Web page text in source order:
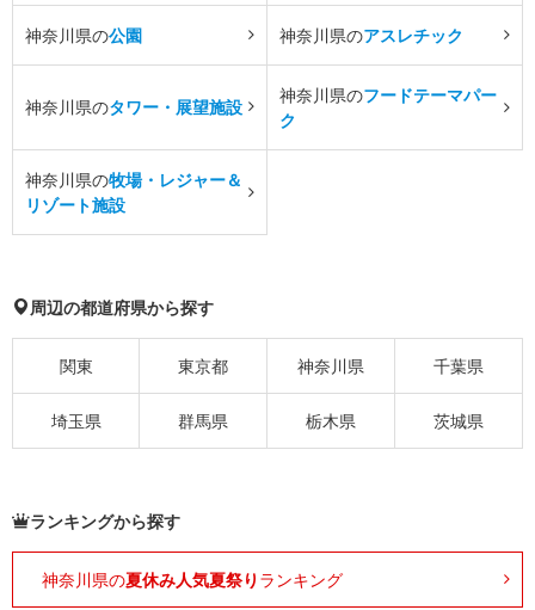
神奈川県の公園 神奈川県のアスレチック
神奈川県のタワー・展望施設
神奈川県のフードテーマパー
ク
神奈川県の牧場・レジャー＆
リゾート施設
周辺の都道府県から探す
関東 東京都 神奈川県 千葉県
埼玉県 群馬県 栃木県 茨城県
ランキングから探す
神奈川県の夏休み人気夏祭り ランキング